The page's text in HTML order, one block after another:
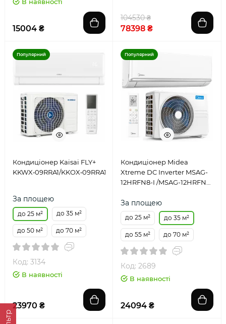
15004 ₴
104530 ₴
78398 ₴
Популярний
Кондиціонер Kaisai FLY+
KKWX‑09RRA1/KKOX‑09RRA1
За площею
до 25 м² до 35 м²
до 50 м² до 70 м²
Код: 3134
В наявності
23970 ₴
Популярний
Кондиціонер Midea
Xtreme DC Inverter MSAG-
12HRFN8-I /MSAG-12HRFN8-
За площею
до 25 м² до 35 м²
до 55 м² до 70 м²
Код: 2689
В наявності
24094 ₴